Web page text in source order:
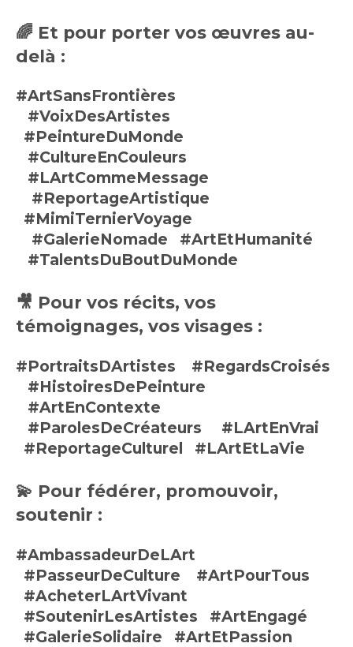
🌈 Et pour porter vos œuvres au-
delà :
#ArtSansFrontières
#VoixDesArtistes
#PeintureDuMonde
#CultureEnCouleurs
#LArtCommeMessage
#ReportageArtistique
#MimiTernierVoyage
#GalerieNomade
#ArtEtHumanité
#TalentsDuBoutDuMonde
🎥 Pour vos récits, vos
témoignages, vos visages :
#PortraitsDArtistes
#RegardsCroisés
#HistoiresDePeinture
#ArtEnContexte
#ParolesDeCréateurs
#LArtEnVrai
#ReportageCulturel
#LArtEtLaVie
💫 Pour fédérer, promouvoir,
soutenir :
#AmbassadeurDeLArt
#PasseurDeCulture
#ArtPourTous
#AcheterLArtVivant
#SoutenirLesArtistes
#ArtEngagé
#GalerieSolidaire
#ArtEtPassion